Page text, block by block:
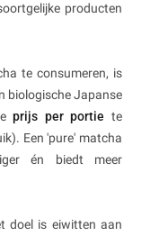
producten
te consumeren, is
biologische Japanse
prijs per portie te
Een 'pure' matcha
én biedt meer
doel is eiwitten aan